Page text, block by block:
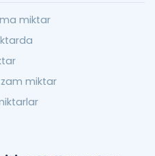
miktar
miktar